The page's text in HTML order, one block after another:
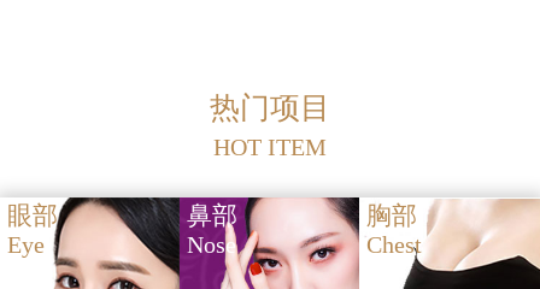
热门项目
HOT ITEM
眼部
Eye
鼻部
Nose
胸部
Chest